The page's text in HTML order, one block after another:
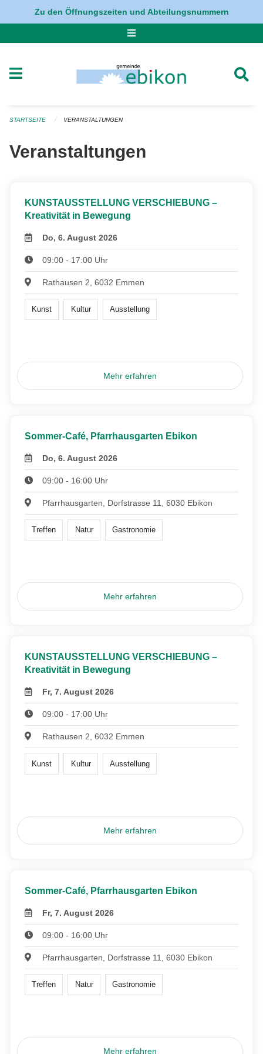
Navigation überspringen
Zu den Öffnungszeiten und Abteilungsnummern
STARTSEITE VERANSTALTUNGEN
Veranstaltungen
KUNSTAUSSTELLUNG VERSCHIEBUNG –
Kreativität in Bewegung
Do, 6. August 2026
09:00 - 17:00 Uhr
Rathausen 2, 6032 Emmen
Kunst Kultur Ausstellung
Mehr erfahren
Sommer-Café, Pfarrhausgarten Ebikon
Do, 6. August 2026
09:00 - 16:00 Uhr
Pfarrhausgarten, Dorfstrasse 11, 6030 Ebikon
Treffen Natur Gastronomie
Mehr erfahren
KUNSTAUSSTELLUNG VERSCHIEBUNG –
Kreativität in Bewegung
Fr, 7. August 2026
09:00 - 17:00 Uhr
Rathausen 2, 6032 Emmen
Kunst Kultur Ausstellung
Mehr erfahren
Sommer-Café, Pfarrhausgarten Ebikon
Fr, 7. August 2026
09:00 - 16:00 Uhr
Pfarrhausgarten, Dorfstrasse 11, 6030 Ebikon
Treffen Natur Gastronomie
Mehr erfahren